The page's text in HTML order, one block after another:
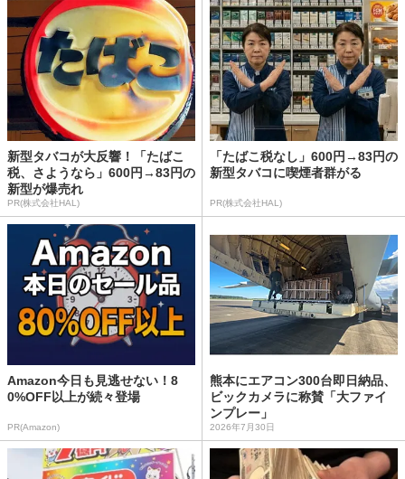
新型タバコが大反響！「たばこ
税、さようなら」600円→83円の
新型が爆売れ
PR(株式会社HAL)
「たばこ税なし」600円→83円の
新型タバコに喫煙者群がる
PR(株式会社HAL)
Amazon今日も見逃せない！8
0%OFF以上が続々登場
PR(Amazon)
熊本にエアコン300台即日納品、
ビックカメラに称賛「大ファイ
ンプレー」
2026年7月30日